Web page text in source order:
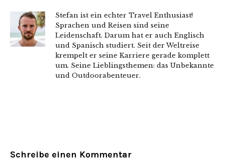
Stefan ist ein echter Travel Enthusiast!
Sprachen und Reisen sind seine
Leidenschaft. Darum hat er auch Englisch
und Spanisch studiert. Seit der Weltreise
krempelt er seine Karriere gerade komplett
um. Seine Lieblingsthemen: das Unbekannte
und Outdoorabenteuer.
Schreibe einen Kommentar